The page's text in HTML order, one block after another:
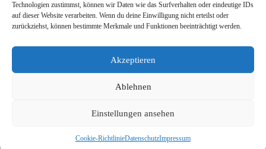
Technologien zustimmst, können wir Daten wie das Surfverhalten oder eindeutige IDs
auf dieser Website verarbeiten. Wenn du deine Einwilligung nicht erteilst oder
zurückziehst, können bestimmte Merkmale und Funktionen beeinträchtigt werden.
Akzeptieren
Ablehnen
Einstellungen ansehen
Cookie-RichtlinieDatenschutzImpressum
Eigentlich ist es nur ein Stück Stoff, bedruckt mit
Doch unser T-Shirt bedeutet für uns mehr. Es steht
für unsere Motivation: anderen gemeinsam helfen zu
wollen. Und für unseren guten Teamgeist, der uns so
3. Oktober 2015
Copyright © 2026 - WordPress Theme von